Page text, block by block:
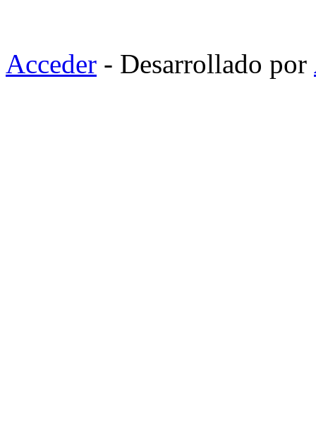
Acceder - Desarrollado por